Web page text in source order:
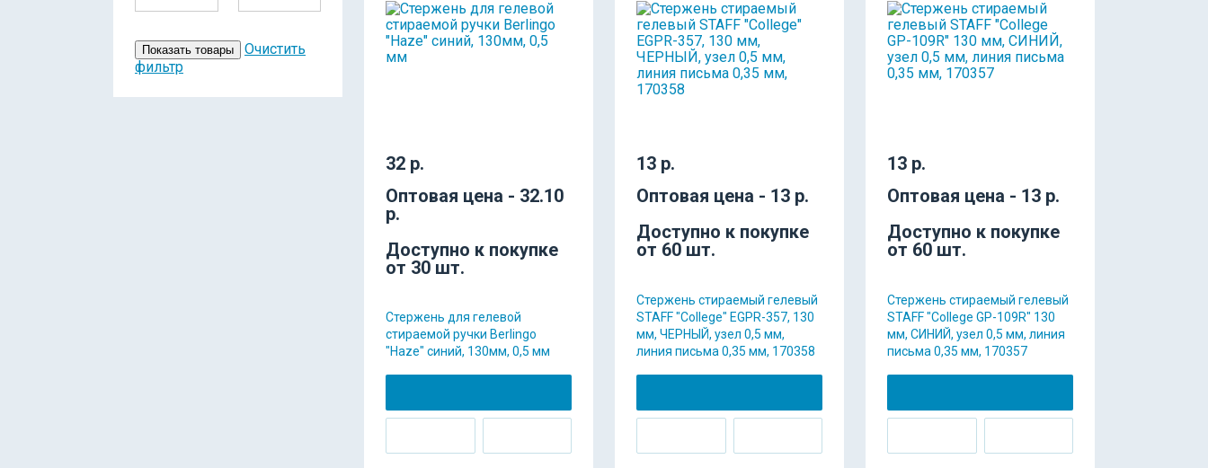
Показать товары
Очистить
фильтр
32 р.
Оптовая цена - 32.10
р.
Доступно к покупке
от 30 шт.
Стержень для гелевой
стираемой ручки Berlingo
"Haze" синий, 130мм, 0,5 мм
13 р.
Оптовая цена - 13 р.
Доступно к покупке
от 60 шт.
Стержень стираемый гелевый
STAFF "College" EGPR-357, 130
мм, ЧЕРНЫЙ, узел 0,5 мм,
линия письма 0,35 мм, 170358
13 р.
Оптовая цена - 13 р.
Доступно к покупке
от 60 шт.
Стержень стираемый гелевый
STAFF "College GP-109R" 130
мм, СИНИЙ, узел 0,5 мм, линия
письма 0,35 мм, 170357